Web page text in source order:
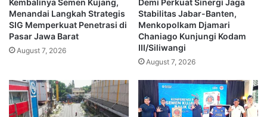
Kembalinya Semen Kujang,
Menandai Langkah Strategis
SIG Memperkuat Penetrasi di
Pasar Jawa Barat
August 7, 2026
Demi Perkuat Sinergi Jaga
Stabilitas Jabar-Banten,
Menkopolkam Djamari
Chaniago Kunjungi Kodam
III/Siliwangi
August 7, 2026